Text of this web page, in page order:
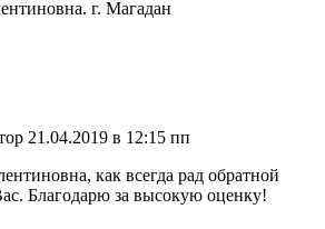
г. Магадан
21.04.2019 в 12:15 пп
как всегда рад обратной
Благодарю за высокую оценку!